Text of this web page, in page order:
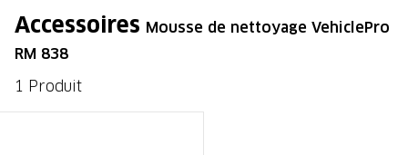
Accessoires Mousse de nettoyage VehiclePro
RM 838
1 Produit